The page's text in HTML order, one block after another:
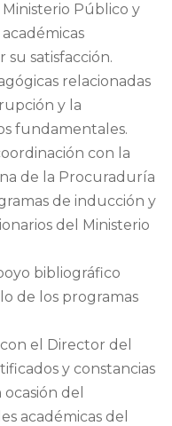
Público y
su satisfacción.
relacionadas
y la
fundamentales.
con la
de la Procuraduría
de inducción y
del Ministerio
bibliográfico
de los programas
el Director del
y constancias
del
académicas del